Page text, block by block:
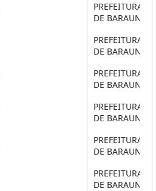
PREFEITURA
DE BARAUNA
PREFEITURA
DE BARAUNA
PREFEITURA
DE BARAUNA
PREFEITURA
DE BARAUNA
PREFEITURA
DE BARAUNA
PREFEITURA
DE BARAUNA